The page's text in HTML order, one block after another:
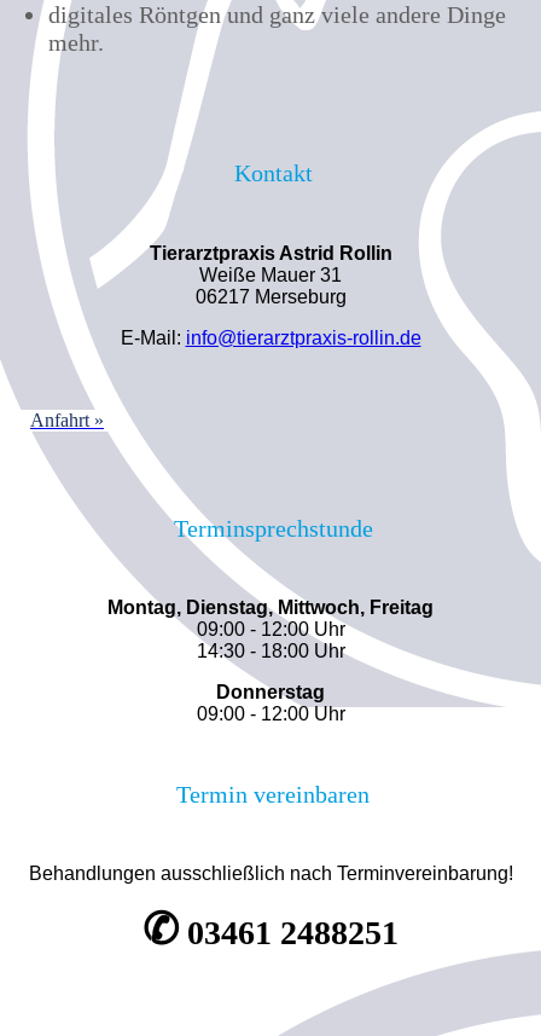
digitales Röntgen und ganz viele andere Dinge
mehr.
Kontakt
Tierarztpraxis Astrid Rollin
Weiße Mauer 31
06217 Merseburg
E-Mail: info@tierarztpraxis-rollin.de
Anfahrt »
Terminsprechstunde
Montag, Dienstag, Mittwoch, Freitag
09:00 - 12:00 Uhr
14:30 - 18:00 Uhr
Donnerstag
09:00 - 12:00 Uhr
Termin vereinbaren
Behandlungen ausschließlich nach Terminvereinbarung!
✆03461 2488251